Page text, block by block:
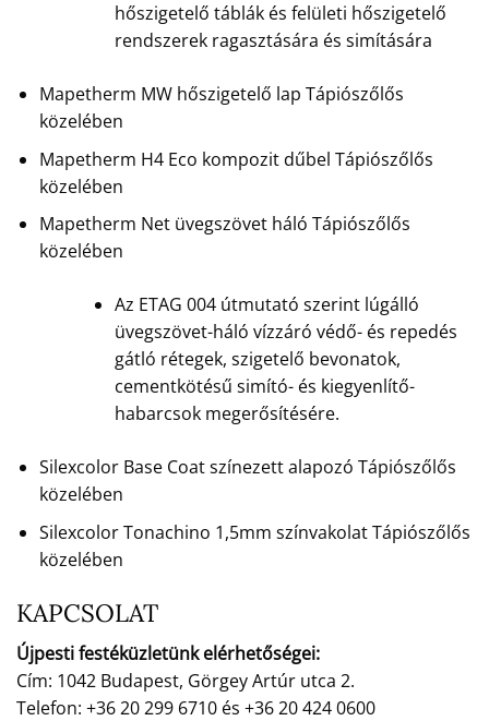
hőszigetelő táblák és felületi hőszigetelő
rendszerek ragasztására és simítására
Mapetherm MW hőszigetelő lap Tápiószőlős
közelében
Mapetherm H4 Eco kompozit dűbel Tápiószőlős
közelében
Mapetherm Net üvegszövet háló Tápiószőlős
közelében
Az ETAG 004 útmutató szerint lúgálló
üvegszövet-háló vízzáró védő- és repedés
gátló rétegek, szigetelő bevonatok,
cementkötésű simító- és kiegyenlítő-
habarcsok megerősítésére.
Silexcolor Base Coat színezett alapozó Tápiószőlős
közelében
Silexcolor Tonachino 1,5mm színvakolat Tápiószőlős
közelében
KAPCSOLAT
Újpesti festéküzletünk elérhetőségei:
Cím: 1042 Budapest, Görgey Artúr utca 2.
Telefon: +36 20 299 6710 és +36 20 424 0600